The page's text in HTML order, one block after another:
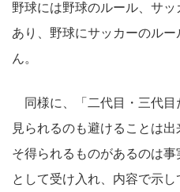
野球には野球のルール、サ
あり、野球にサッカーのル
ん。
同様に、「二代目・三代目
見られるのも避けることは
そ得られるものがあるのは事
として受け入れ、内容で示し